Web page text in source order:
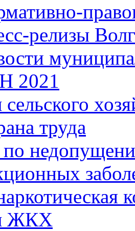
релизы
2021
труда
ЖКХ